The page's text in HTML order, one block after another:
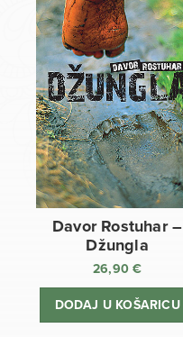
Davor Rostuhar –
Džungla
26,90€
DODAJ U KOŠARICU